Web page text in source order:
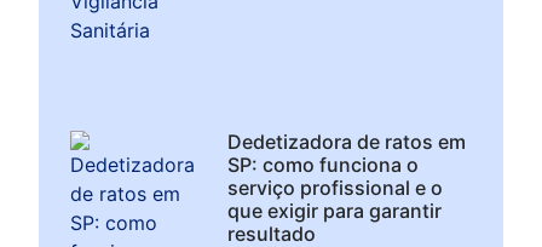
Dedetizadora de ratos em
SP: como funciona o
serviço profissional e o
que exigir para garantir
resultado